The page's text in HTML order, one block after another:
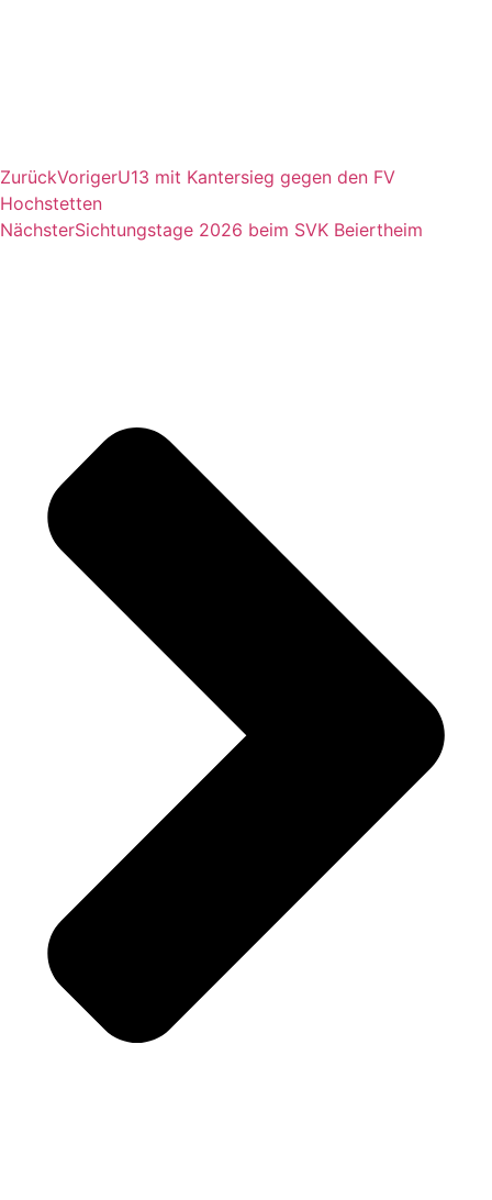
ZurückVorigerU13 mit Kantersieg gegen den FV
Hochstetten
NächsterSichtungstage 2026 beim SVK Beiertheim